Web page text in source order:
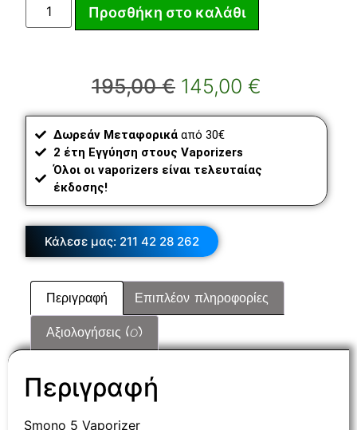
Προσθήκη στο καλάθι
195,00€ 145,00 €
Δωρεάν Μεταφορικά από 30€
2 έτη Εγγύηση στους Vaporizers
Όλοι οι vaporizers είναι τελευταίας
έκδοσης!
Κάλεσε μας: 211 42 28 262
Περιγραφή
Επιπλέον πληροφορίες
Αξιολογήσεις (0)
Περιγραφή
Smono 5 Vaporizer